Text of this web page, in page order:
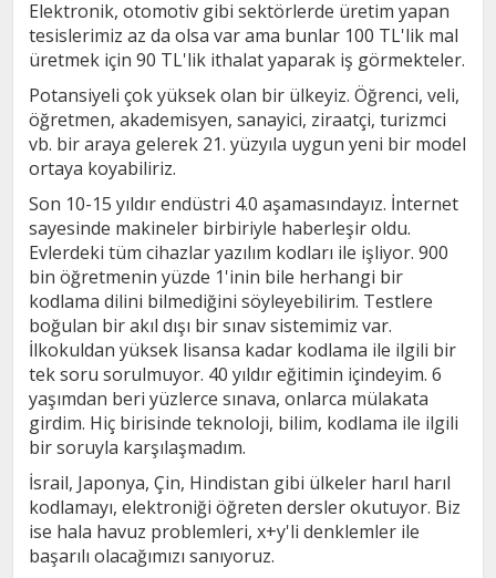
Elektronik, otomotiv gibi sektörlerde üretim yapan
tesislerimiz az da olsa var ama bunlar 100 TL'lik mal
üretmek için 90 TL'lik ithalat yaparak iş görmekteler.
Potansiyeli çok yüksek olan bir ülkeyiz. Öğrenci, veli,
öğretmen, akademisyen, sanayici, ziraatçi, turizmci
vb. bir araya gelerek 21. yüzyıla uygun yeni bir model
ortaya koyabiliriz.
Son 10-15 yıldır endüstri 4.0 aşamasındayız. İnternet
sayesinde makineler birbiriyle haberleşir oldu.
Evlerdeki tüm cihazlar yazılım kodları ile işliyor. 900
bin öğretmenin yüzde 1'inin bile herhangi bir
kodlama dilini bilmediğini söyleyebilirim. Testlere
boğulan bir akıl dışı bir sınav sistemimiz var.
İlkokuldan yüksek lisansa kadar kodlama ile ilgili bir
tek soru sorulmuyor. 40 yıldır eğitimin içindeyim. 6
yaşımdan beri yüzlerce sınava, onlarca mülakata
girdim. Hiç birisinde teknoloji, bilim, kodlama ile ilgili
bir soruyla karşılaşmadım.
İsrail, Japonya, Çin, Hindistan gibi ülkeler harıl harıl
kodlamayı, elektroniği öğreten dersler okutuyor. Biz
ise hala havuz problemleri, x+y'li denklemler ile
başarılı olacağımızı sanıyoruz.